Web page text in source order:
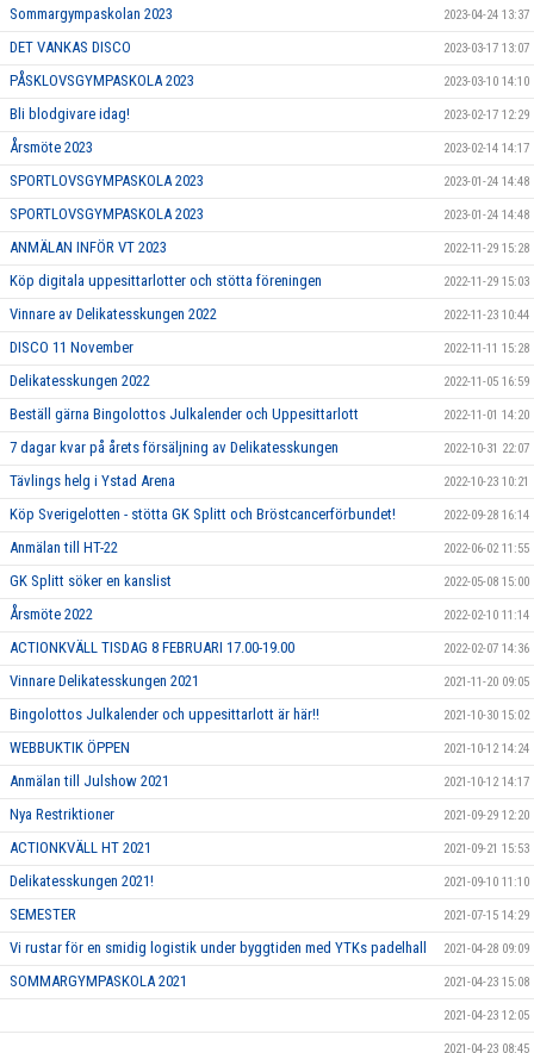
Sommargympaskolan 2023 2023-04-24 13:37
DET VANKAS DISCO 2023-03-17 13:07
PÅSKLOVSGYMPASKOLA 2023 2023-03-10 14:10
Bli blodgivare idag! 2023-02-17 12:29
Årsmöte 2023 2023-02-14 14:17
SPORTLOVSGYMPASKOLA 2023 2023-01-24 14:48
SPORTLOVSGYMPASKOLA 2023 2023-01-24 14:48
ANMÄLAN INFÖR VT 2023 2022-11-29 15:28
Köp digitala uppesittarlotter och stötta föreningen 2022-11-29 15:03
Vinnare av Delikatesskungen 2022 2022-11-23 10:44
DISCO 11 November 2022-11-11 15:28
Delikatesskungen 2022 2022-11-05 16:59
Beställ gärna Bingolottos Julkalender och Uppesittarlott 2022-11-01 14:20
7 dagar kvar på årets försäljning av Delikatesskungen 2022-10-31 22:07
Tävlings helg i Ystad Arena 2022-10-23 10:21
Köp Sverigelotten - stötta GK Splitt och Bröstcancerförbundet! 2022-09-28 16:14
Anmälan till HT-22 2022-06-02 11:55
GK Splitt söker en kanslist 2022-05-08 15:00
Årsmöte 2022 2022-02-10 11:14
ACTIONKVÄLL TISDAG 8 FEBRUARI 17.00-19.00 2022-02-07 14:36
Vinnare Delikatesskungen 2021 2021-11-20 09:05
Bingolottos Julkalender och uppesittarlott är här!! 2021-10-30 15:02
WEBBUKTIK ÖPPEN 2021-10-12 14:24
Anmälan till Julshow 2021 2021-10-12 14:17
Nya Restriktioner 2021-09-29 12:20
ACTIONKVÄLL HT 2021 2021-09-21 15:53
Delikatesskungen 2021! 2021-09-10 11:10
SEMESTER 2021-07-15 14:29
Vi rustar för en smidig logistik under byggtiden med YTKs padelhall 2021-04-28 09:09
SOMMARGYMPASKOLA 2021 2021-04-23 15:08
2021-04-23 12:05
2021-04-23 08:45